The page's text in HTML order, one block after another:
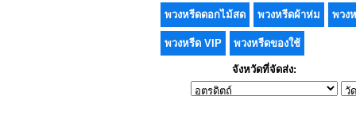
พวงหรีดดอกไม้สด พวงหรีดผ้าห่ม พวง
พวงหรีด VIP พวงหรีดของใช้
จังหวัดที่จัดส่ง: